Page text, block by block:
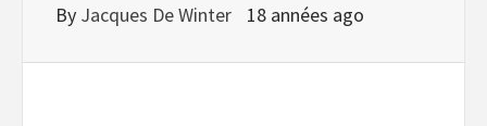
By Jacques De Winter 18 années ago